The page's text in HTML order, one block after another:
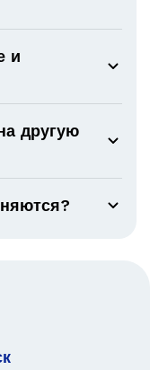
и
другую